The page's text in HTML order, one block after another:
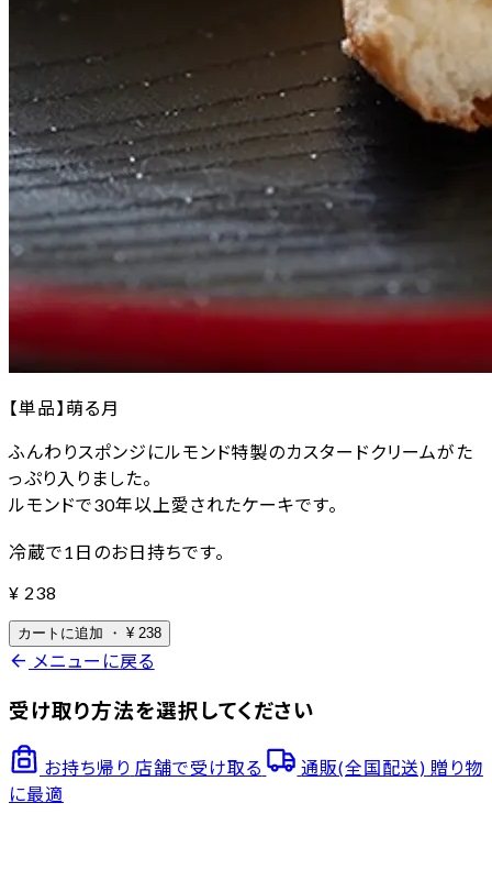
【単品】萌る月
ふんわりスポンジにルモンド特製のカスタードクリームがた
っぷり入りました。
ルモンドで30年以上愛されたケーキです。
冷蔵で1日のお日持ちです。
¥ 238
カートに追加 ・ ¥ 238
arrow_back メニューに戻る
受け取り方法を選択してください
お持ち帰り 店舗で受け取る 通販(全国配送) 贈り物
に最適